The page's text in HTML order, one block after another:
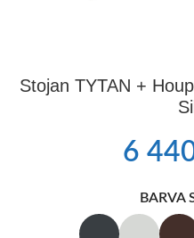
Stojan TYTAN +
6
BARVA